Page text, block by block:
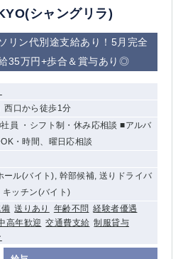
シャングリラ)
リン代別途支給あり！5月完全
35万円+歩合＆賞与あり◎
西口から徒歩1分
社員 ・シフト制・休み応相談 ■アルバ
・時間、曜日応相談
ール(バイト), 幹部候補, 送りドライバ
キッチン(バイト)
送りあり 年齢不問 経験者優遇
高年歓迎 交通費支給 制服貸与